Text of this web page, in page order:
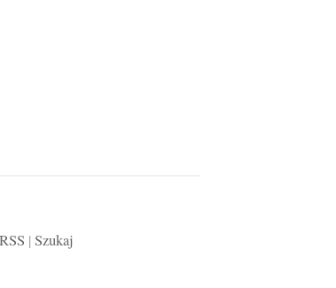
RSS | Szukaj